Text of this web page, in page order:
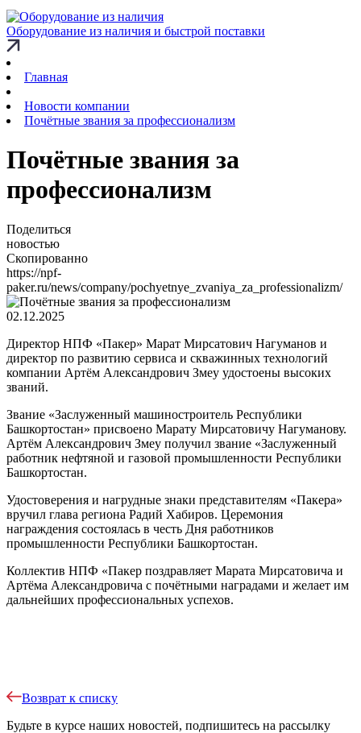
Оборудование из наличия и быстрой поставки
Главная
Новости компании
Почётные звания за профессионализм
Почётные звания за
профессионализм
Поделиться
новостью
Скопированно
https://npf-
paker.ru/news/company/pochyetnye_zvaniya_za_professionalizm/
02.12.2025
Директор НПФ «Пакер» Марат Мирсатович Нагуманов и
директор по развитию сервиса и скважинных технологий
компании Артём Александрович Змеу удостоены высоких
званий.
Звание «Заслуженный машиностроитель Республики
Башкортостан» присвоено Марату Мирсатовичу Нагуманову.
Артём Александрович Змеу получил звание «Заслуженный
работник нефтяной и газовой промышленности Республики
Башкортостан.
Удостоверения и нагрудные знаки представителям «Пакера»
вручил глава региона Радий Хабиров. Церемония
награждения состоялась в честь Дня работников
промышленности Республики Башкортостан.
Коллектив НПФ «Пакер поздравляет Марата Мирсатовича и
Артёма Александровича с почётными наградами и желает им
дальнейших профессиональных успехов.
Возврат к списку
Будьте в курсе наших новостей, подпишитесь на рассылку